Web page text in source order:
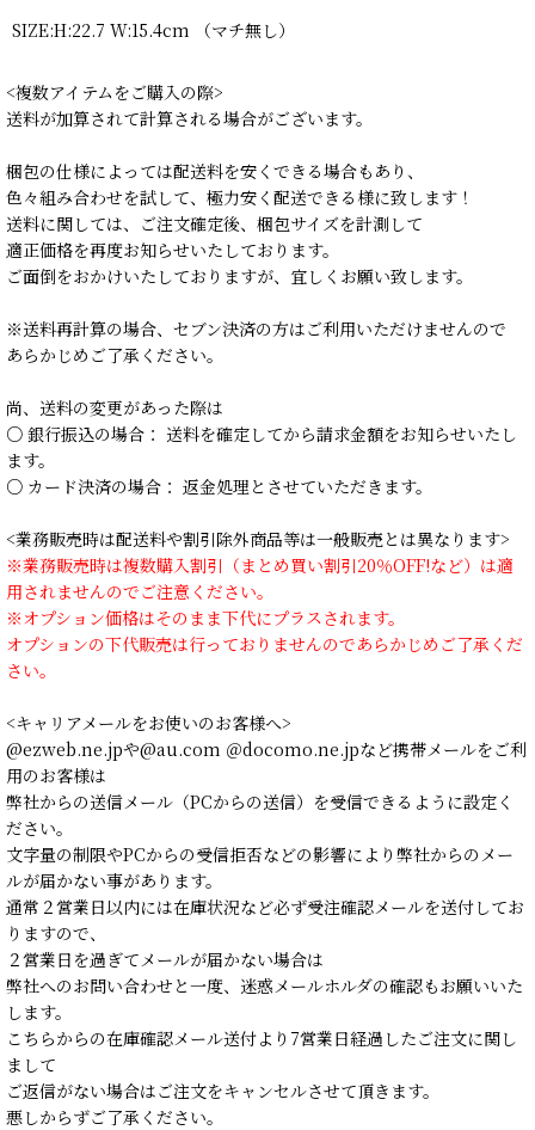
SIZE:H:22.7 W:15.4cm （マチ無し）
<複数アイテムをご購入の際>
送料が加算されて計算される場合がございます。
梱包の仕様によっては配送料を安くできる場合もあり、
色々組み合わせを試して、極力安く配送できる様に致します！
送料に関しては、ご注文確定後、梱包サイズを計測して
適正価格を再度お知らせいたしております。
ご面倒をおかけいたしておりますが、宜しくお願い致します。
※送料再計算の場合、セブン決済の方はご利用いただけませんので
あらかじめご了承ください。
尚、送料の変更があった際は
○ 銀行振込の場合： 送料を確定してから請求金額をお知らせいたし
ます。
○ カード決済の場合： 返金処理とさせていただきます。
<業務販売時は配送料や割引除外商品等は一般販売とは異なります>
※業務販売時は複数購入割引（まとめ買い割引20％OFF!など）は適
用されませんのでご注意ください。
※オプション価格はそのまま下代にプラスされます。
オプションの下代販売は行っておりませんのであらかじめご了承くだ
さい。
<キャリアメールをお使いのお客様へ>
@ezweb.ne.jpや@au.com ＠docomo.ne.jpなど携帯メールをご利
用のお客様は
弊社からの送信メール（PCからの送信）を受信できるように設定く
ださい。
文字量の制限やPCからの受信拒否などの影響により弊社からのメー
ルが届かない事があります。
通常２営業日以内には在庫状況など必ず受注確認メールを送付してお
りますので、
２営業日を過ぎてメールが届かない場合は
弊社へのお問い合わせと一度、迷惑メールホルダの確認もお願いいた
します。
こちらからの在庫確認メール送付より7営業日経過したご注文に関し
まして
ご返信がない場合はご注文をキャンセルさせて頂きます。
悪しからずご了承ください。